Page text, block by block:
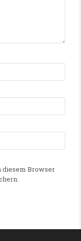
diesem Browser